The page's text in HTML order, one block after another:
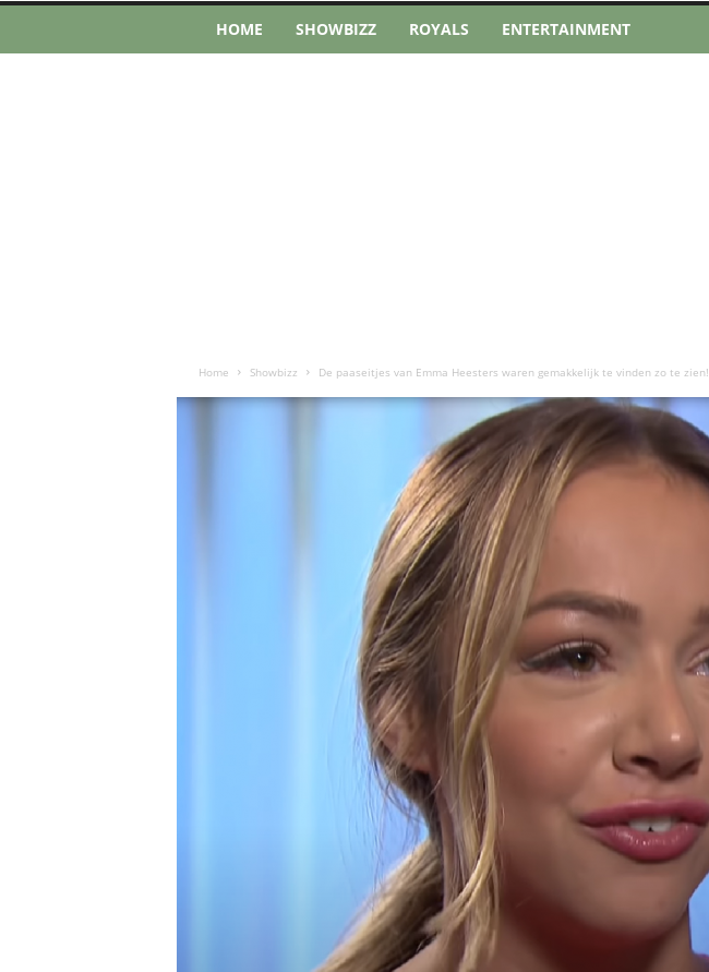
HOME SHOWBIZZ ROYALS ENTERTAINMENT
Home Showbizz De paaseitjes van Emma Heesters waren gemakkelijk te vinden zo te zien!